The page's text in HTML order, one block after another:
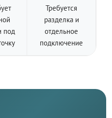
под
Требуется
разделка и
отдельное
подключение